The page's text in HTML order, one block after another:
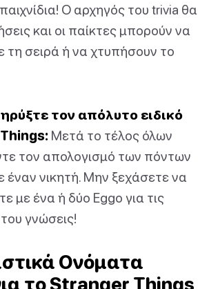
Ο αρχηγός του trivia θα
και οι παίκτες μπορούν να
τη σειρά ή να χτυπήσουν το
τον απόλυτο ειδικό
Μετά το τέλος όλων
τον απολογισμό των πόντων
έναν νικητή. Μην ξεχάσετε να
με ένα ή δύο Eggo για τις
γνώσεις!
Ονόματα
το Stranger Things